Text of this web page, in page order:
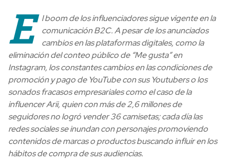
E
l boom de los influenciadores sigue vigente en la
comunicación B2C. A pesar de los anunciados
cambios en las plataformas digitales, como la
eliminación del conteo público de “Me gusta” en
Instagram, los constantes cambios en las condiciones de
promoción y pago de YouTube con sus Youtubers o los
sonados fracasos empresariales como el caso de la
influencer Arii, quien con más de 2,6 millones de
seguidores no logró vender 36 camisetas; cada día las
redes sociales se inundan con personajes promoviendo
contenidos de marcas o productos buscando influir en los
hábitos de compra de sus audiencias.